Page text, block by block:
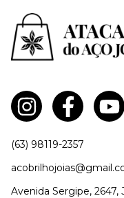
(63) 98119-2357
Avenida Sergipe,